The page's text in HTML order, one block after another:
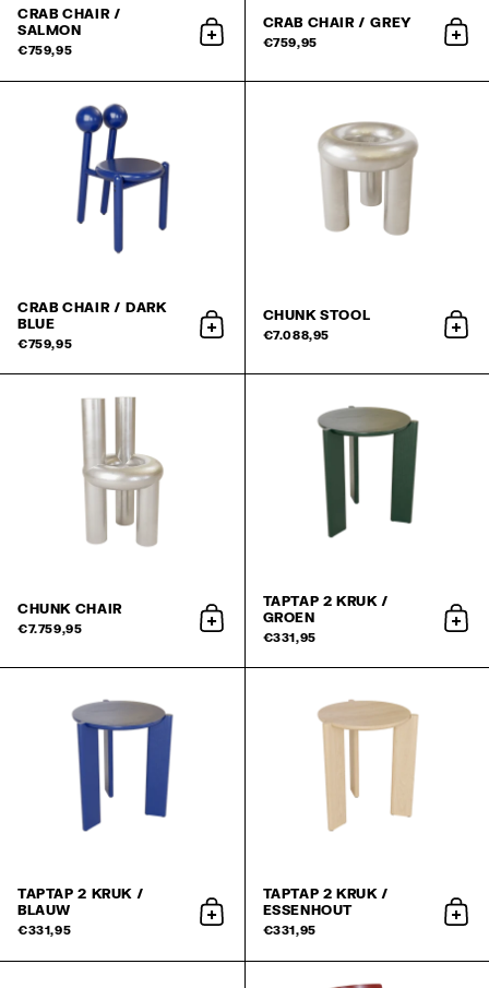
CRAB CHAIR /
SALMON
€759,95
aan winkelwagen toevoegen
CRAB CHAIR / GREY
€759,95 aan
CRAB CHAIR / DARK
BLUE
€759,95
aan winkelwagen toevoegen
CHUNK STOOL
€7.088,95 aan
CHUNK CHAIR
€7.759,95 aan winkelwagen toevoegen
TAPTAP 2 KRUK /
GROEN
€331,95
aan
TAPTAP 2 KRUK /
BLAUW
€331,95
aan winkelwagen toevoegen
TAPTAP 2 KRUK /
ESSENHOUT
€331,95
aan